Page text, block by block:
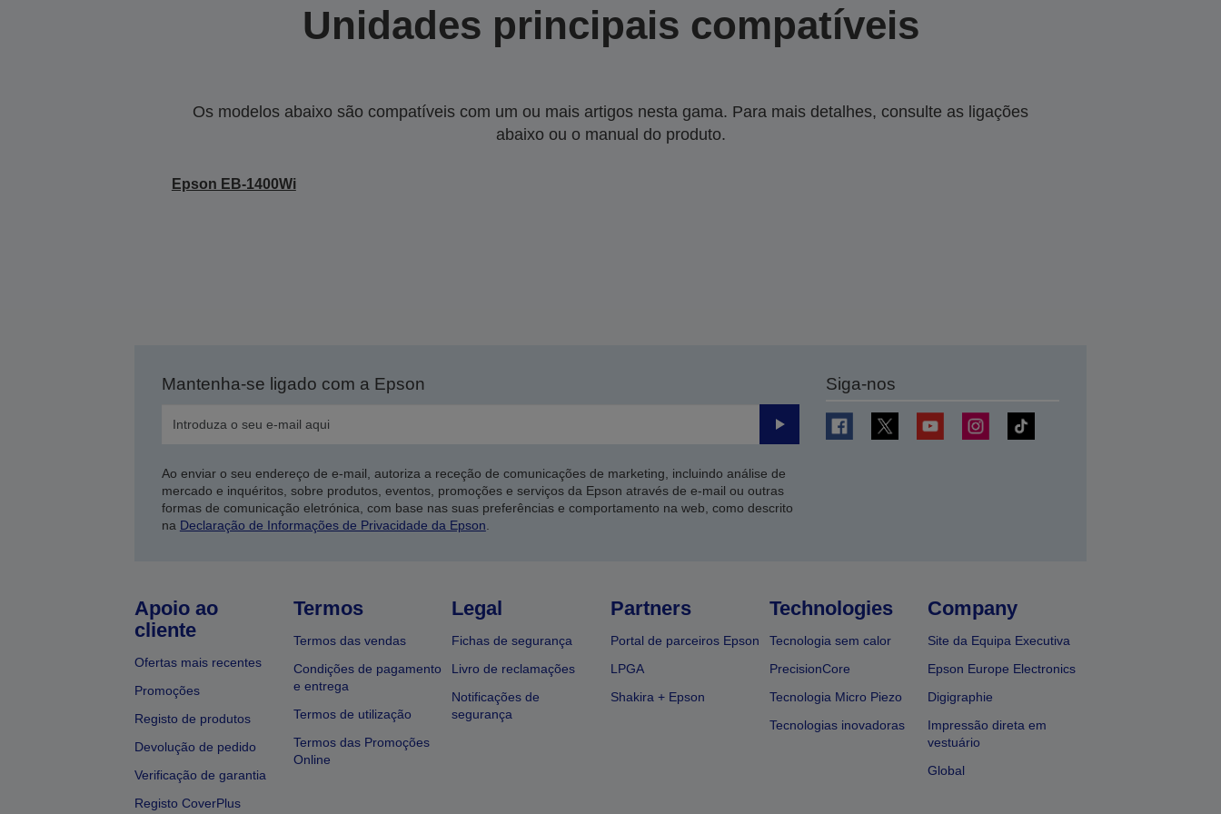
Unidades principais compatíveis
Os modelos abaixo são compatíveis com um ou mais artigos nesta gama. Para mais detalhes, consulte as ligações
abaixo ou o manual do produto.
Epson EB-1400Wi
Mantenha-se ligado com a Epson
Enviar
Ao enviar o seu endereço de e-mail, autoriza a receção de comunicações de marketing, incluindo análise de
mercado e inquéritos, sobre produtos, eventos, promoções e serviços da Epson através de e-mail ou outras
formas de comunicação eletrónica, com base nas suas preferências e comportamento na web, como descrito
na Declaração de Informações de Privacidade da Epson
Siga-nos
Apoio ao
cliente
Ofertas mais recentes
Promoções
Registo de produtos
Devolução de pedido
Verificação de garantia
Registo CoverPlus
Termos
Termos das vendas
Condições de pagamento
e entrega
Termos de utilização
Termos das Promoções
Online
Legal
Fichas de segurança
Livro de reclamações
Notificações de
segurança
Partners
Portal de parceiros Epson
LPGA
Shakira + Epson
Technologies
Tecnologia sem calor
PrecisionCore
Tecnologia Micro Piezo
Tecnologias inovadoras
Company
Site da Equipa Executiva
Epson Europe Electronics
Digigraphie
Impressão direta em
vestuário
Global